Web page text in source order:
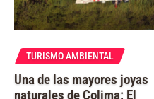
TURISMO AMBIENTAL
Una de las mayores joyas
naturales de Colima: El